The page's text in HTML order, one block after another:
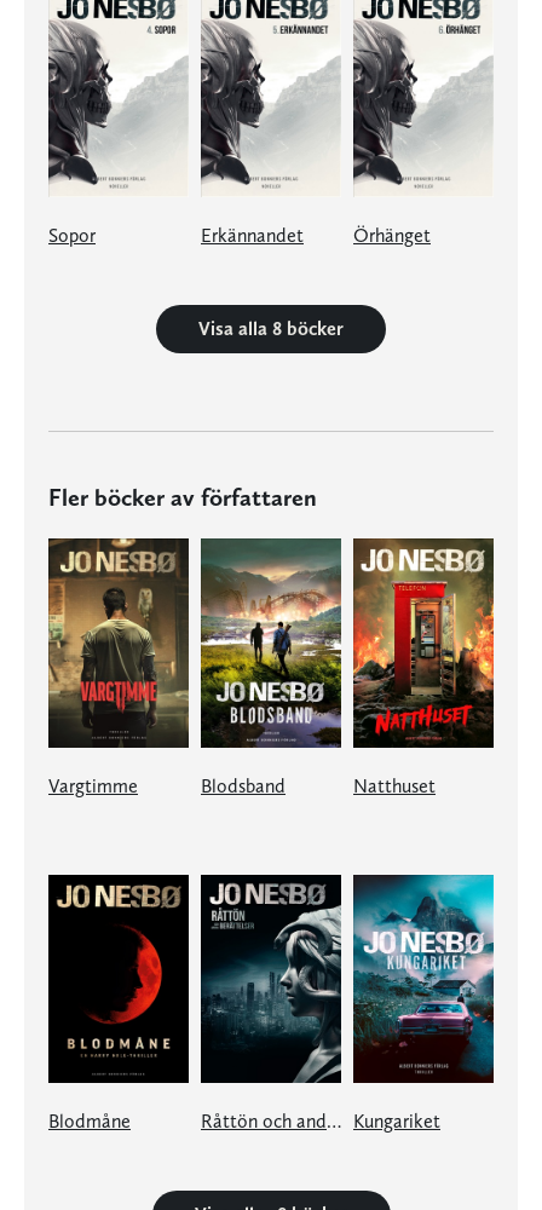
Sopor Erkännandet Örhänget
Visa alla 8 böcker
Fler böcker av författaren
Vargtimme Blodsband Natthuset
Blodmåne Råttön och andra berättelser Kungariket